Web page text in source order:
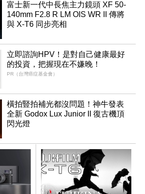
富士新一代中長焦主力鏡頭 XF 50-
140mm F2.8 R LM OIS WR II 傳將
與 X-T6 同步亮相
立即諮詢HPV！是對自己健康最好
的投資，把握現在不嫌晚！
PR（台灣癌症基金會）
橫拍豎拍補光都沒問題！神牛發表
全新 Godox Lux Junior II 復古機頂
閃光燈